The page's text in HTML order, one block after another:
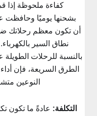
كفاءة ملحوظة إذا قمت
بشحنها يوميًا وحافظت على
أن تكون معظم رحلاتك ضمن
نطاق السير بالكهرباء. أما
بالنسبة للرحلات الطويلة على
الطرق السريعة، فإن أداء كلا
النوعين متشابه.
التكلفة:عادةً ما تكون تكلفة